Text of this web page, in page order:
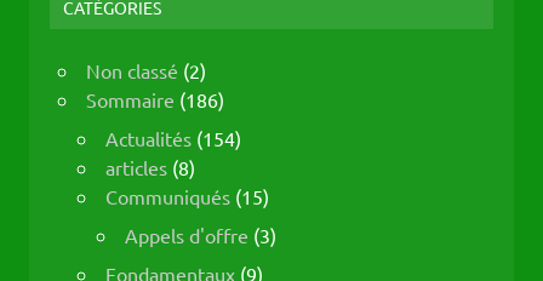
CATÉGORIES
Non classé (2)
Sommaire (186)
Actualités (154)
articles (8)
Communiqués (15)
Appels d'offre (3)
Fondamentaux (9)